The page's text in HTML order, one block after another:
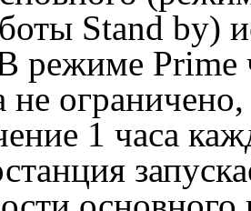
Stand by)
режиме Prime
не
1 часа